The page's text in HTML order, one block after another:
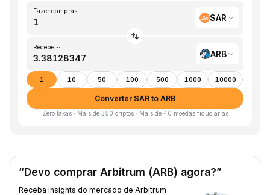
Fazer compras
SAR
Recebe ~
ARB
1 10 50 100 500 1000 10000
Converter SAR to ARB
Zero taxas · Mais de 350 criptos · Mais de 40 moedas fiduciárias
“Devo comprar Arbitrum (ARB) agora?”
Receba insights do mercado de Arbitrum